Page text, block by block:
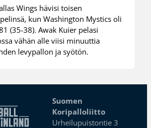
Wings hävisi toisen
kun Washington Mystics oli
(35-38). Awak Kuier pelasi
vähän alle viisi minuuttia
levypallon ja syötön.
Suomen
Koripalloliitto
Urheilupuistontie 3